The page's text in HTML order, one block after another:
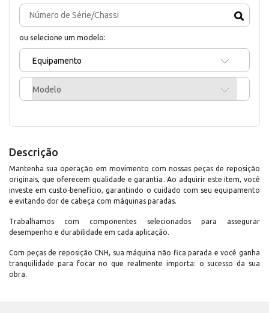
ou selecione um modelo:
Equipamento
Modelo
Descrição
Mantenha sua operação em movimento com nossas peças de reposição
originais, que oferecem qualidade e garantia. Ao adquirir este item, você
investe em custo-benefício, garantindo o cuidado com seu equipamento
e evitando dor de cabeça com máquinas paradas.
Trabalhamos com componentes selecionados para assegurar
desempenho e durabilidade em cada aplicação.
Com peças de reposição CNH, sua máquina não fica parada e você ganha
tranquilidade para focar no que realmente importa: o sucesso da sua
obra.